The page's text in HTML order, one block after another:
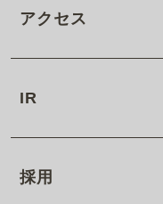
アクセス
IR
採用